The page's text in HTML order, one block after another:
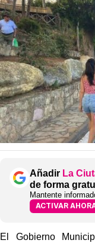
Añadir La
de forma
Mantente
ACTIVAR
El Gobierno